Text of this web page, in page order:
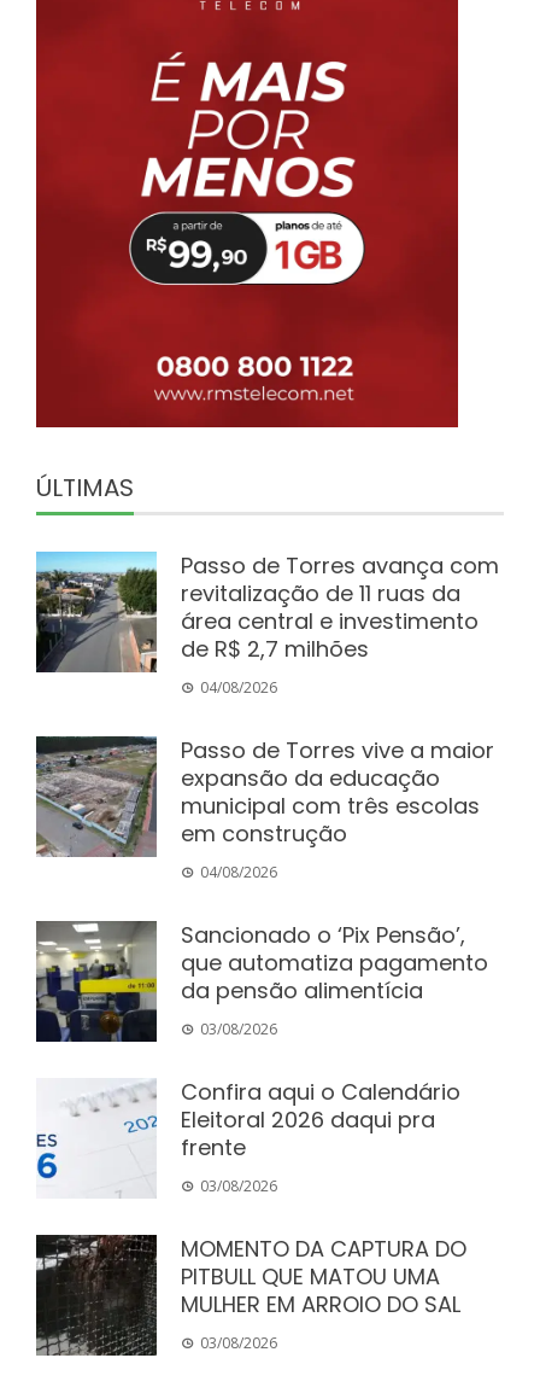
ÚLTIMAS
Passo de Torres avança com
revitalização de 11 ruas da
área central e investimento
de R$ 2,7 milhões
04/08/2026
Passo de Torres vive a maior
expansão da educação
municipal com três escolas
em construção
04/08/2026
Sancionado o ‘Pix Pensão’,
que automatiza pagamento
da pensão alimentícia
03/08/2026
Confira aqui o Calendário
Eleitoral 2026 daqui pra
frente
03/08/2026
MOMENTO DA CAPTURA DO
PITBULL QUE MATOU UMA
MULHER EM ARROIO DO SAL
03/08/2026